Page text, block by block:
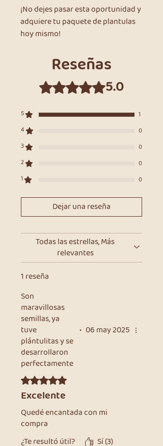
¡No dejes pasar esta oportunidad y
adquiere tu paquete de plantulas
hoy mismo!
Reseñas
Obtuvo 5 de 5 estrellas.
5.0
5
1
4
0
3
0
2
0
1
0
Dejar una reseña
Todas las estrellas, Más
relevantes
1 reseña
Son
maravillosas
semillas, ya
tuve
plántulitas y se
desarrollaron
perfectamente
• 06 may 2025
Obtuvo 5 de 5 estrellas.
Excelente
Quedé encantada con mi
compra
¿Te resultó útil?
Sí (3)